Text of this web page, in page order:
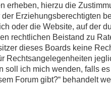
erheben, hierzu die
Erziehungsberechtigten
oder die Website, auf der
rechtlichen Beistand zu
dieses Boards keine
Rechtsangelegenheiten
soll ich mich wenden, falls
Forum gibt?“ behandelt